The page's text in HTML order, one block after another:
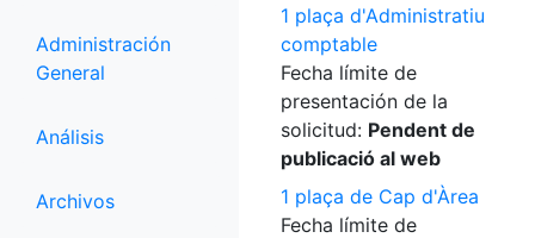
Administración
General
Análisis
Archivos
1 plaça d'Administratiu
comptable
Fecha límite de
presentación de la
solicitud: Pendent de
publicació al web
1 plaça de Cap d'Àrea
Fecha límite de